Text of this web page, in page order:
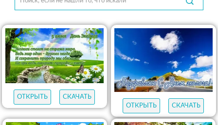
ОТКРЫТЬ
СКАЧАТЬ
ОТКРЫТЬ
СКАЧАТЬ